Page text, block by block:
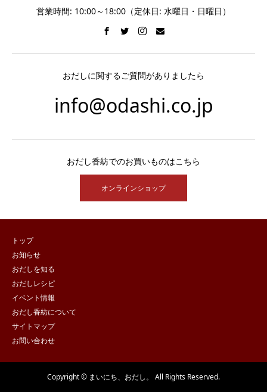
営業時間: 10:00～18:00（定休日: 水曜日・日曜日）
おだしに関するご質問がありましたら
info@odashi.co.jp
おだし香紡でのお買いものはこちら
オンラインショップ
トップ
お知らせ
おだしを知る
おだしレシピ
イベント情報
おだし香紡について
サイトマップ
お問い合わせ
Copyright © まいにち、おだし。 All Rights Reserved.